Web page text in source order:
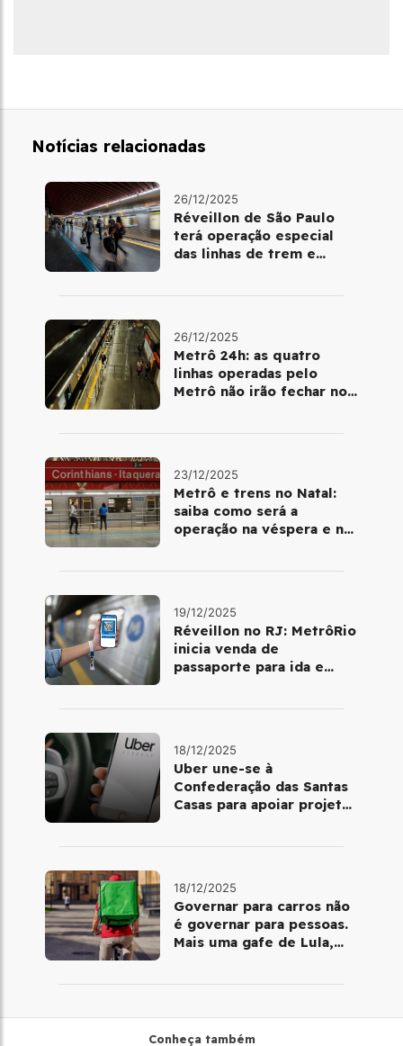
Notícias relacionadas
26/12/2025
Réveillon de São Paulo
terá operação especial
das linhas de trem e
26/12/2025
Metrô 24h: as quatro
linhas operadas pelo
Metrô não irão fechar no
23/12/2025
Metrô e trens no Natal:
saiba como será a
operação na véspera e no
19/12/2025
Réveillon no RJ: MetrôRio
inicia venda de
passaporte para ida e
18/12/2025
Uber une-se à
Confederação das Santas
Casas para apoiar projetos
18/12/2025
Governar para carros não
é governar para pessoas.
Mais uma gafe de Lula,
Conheça também